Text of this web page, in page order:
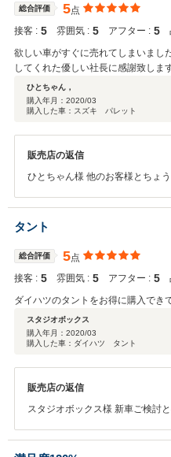
いいたします。
総合評価 5点
接客 : 5 雰囲気 : 5 アフター : 5
欲しい車がすぐに売れてしまいまし
してくれた優しい社長に感謝致しま
ひとちゃん，
購入年月： 2020/03
購入した車：スズキ パレット
販売店の返信
ひとちゃん様 他のお客様とちょ
ミングで同じ色、グレードのパ
感じ、絶対逃すまいと仕入れたの
ご用意させていただきました。
わいがっていただきホントにうれ
どものお役に立てるところです。
きになりましたら、お気軽にご連
タント
総合評価 5点
接客 : 5 雰囲気 : 5 アフター : 5
ダイハツのタントをお得に購入でき
スタジオボックス
購入年月： 2020/03
購入した車：ダイハツ タント
販売店の返信
スタジオボックス様 新車ご検討
んが、価格面で自信をもってご
新車はどこで買っても一緒かもし